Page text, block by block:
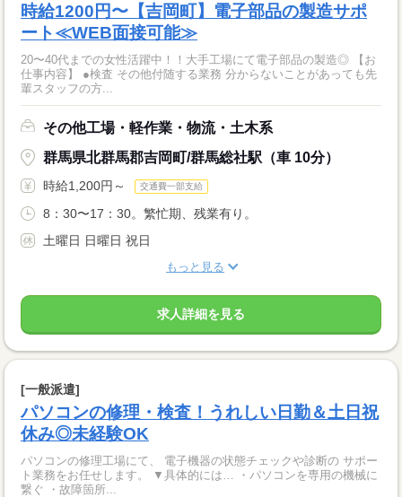
時給1200円〜【吉岡町】電子部品の製造サポ
ート≪WEB面接可能≫
20〜40代までの女性活躍中！！大手工場にて電子部品の製造◎ 【お
仕事内容】 ●検査 その他付随する業務 分からないことがあっても先
輩スタッフの方...
その他工場・軽作業・物流・土木系
群馬県北群馬郡吉岡町/群馬総社駅（車 10分）
時給1,200円～ 交通費一部支給
8：30〜17：30。繁忙期、残業有り。
土曜日 日曜日 祝日
もっと見る
求人詳細を見る
[一般派遣]
パソコンの修理・検査！うれしい日勤＆土日祝
休み◎未経験OK
パソコンの修理工場にて、 電子機器の状態チェックや診断の サポー
ト業務をお任せします。 ▼具体的には… ・パソコンを専用の機械に
繋ぐ ・故障箇所...